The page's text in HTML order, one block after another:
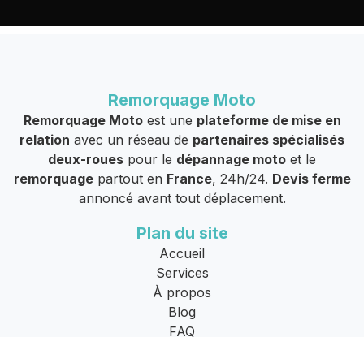
Remorquage Moto
Remorquage Motoest une plateforme de mise en
relation avec un réseau de partenaires spécialisés
deux-roues pour le dépannage moto et le
remorquagepartout en France, 24h/24. Devis ferme
annoncé avant tout déplacement.
Plan du site
Accueil
Services
À propos
Blog
FAQ